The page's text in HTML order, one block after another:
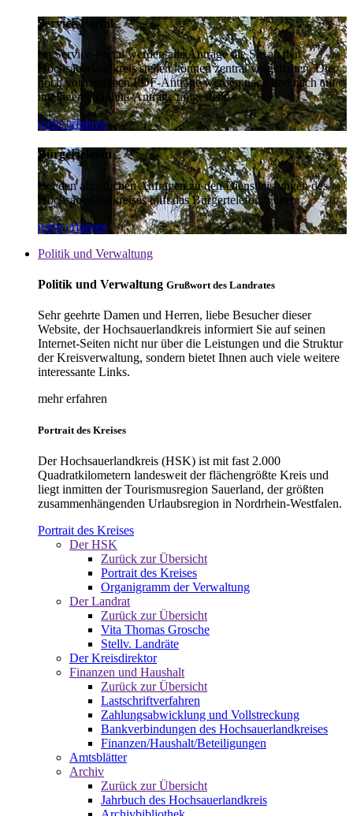
Service-Portal
Im Service-Portal werden alle Anträge die Sie an den
Hochsauerlandkreis stellen können zentral vorgehalten. Die
noch vorhandenen PDF-Anträge werden nach und nach auf
intelligente Online-Anträge umgestellt.
mehr erfahren
Bürgertelefon
Bei den alltäglichen Anfragen zu den Dienstleistungen des
Hochsauerlandkreises hilft das Bürgertelefon weiter.
mehr erfahren
Politik und Verwaltung
Politik und Verwaltung Grußwort des Landrates
Sehr geehrte Damen und Herren, liebe Besucher dieser
Website, der Hochsauerlandkreis informiert Sie auf seinen
Internet-Seiten nicht nur über die Leistungen und die Struktur
der Kreisverwaltung, sondern bietet Ihnen auch viele weitere
interessante Links.
mehr erfahren
Portrait des Kreises
Der Hochsauerlandkreis (HSK) ist mit fast 2.000
Quadratkilometern landesweit der flächengrößte Kreis und
liegt inmitten der Tourismusregion Sauerland, der größten
zusammenhängenden Urlaubsregion in Nordrhein-Westfalen.
Portrait des Kreises
Der HSK
Zurück zur Übersicht
Portrait des Kreises
Organigramm der Verwaltung
Der Landrat
Zurück zur Übersicht
Vita Thomas Grosche
Stellv. Landräte
Der Kreisdirektor
Finanzen und Haushalt
Zurück zur Übersicht
Lastschriftverfahren
Zahlungsabwicklung und Vollstreckung
Bankverbindungen des Hochsauerlandkreises
Finanzen/Haushalt/Beteiligungen
Amtsblätter
Archiv
Zurück zur Übersicht
Jahrbuch des Hochsauerlandkreis